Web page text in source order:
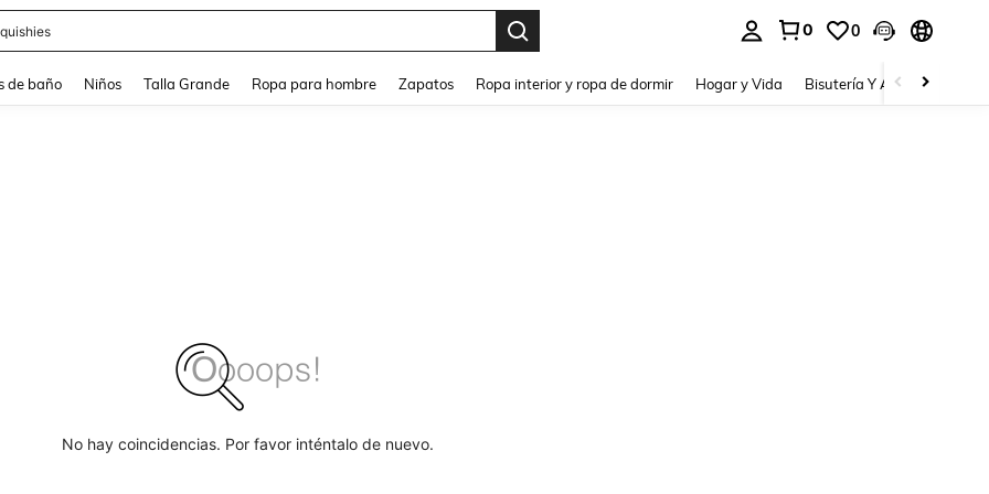
0 0
de baño Niños Talla Grande Ropa para hombre Zapatos Ropa interior y ropa de dormir Hogar y Vida Bisutería Y Accesorios
No hay coincidencias. Por favor inténtalo de nuevo.